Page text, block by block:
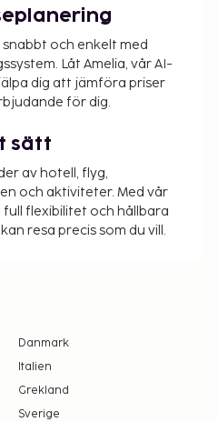
snabbt och enkelt med
Låt Amelia, vår AI-
dig att jämföra priser
för dig.
sätt
av hotell, flyg,
och aktiviteter. Med vår
flexibilitet och hållbara
resa precis som du vill.
Danmark
Italien
Grekland
Sverige